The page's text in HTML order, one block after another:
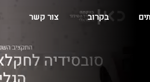
בקרוב צור קשר